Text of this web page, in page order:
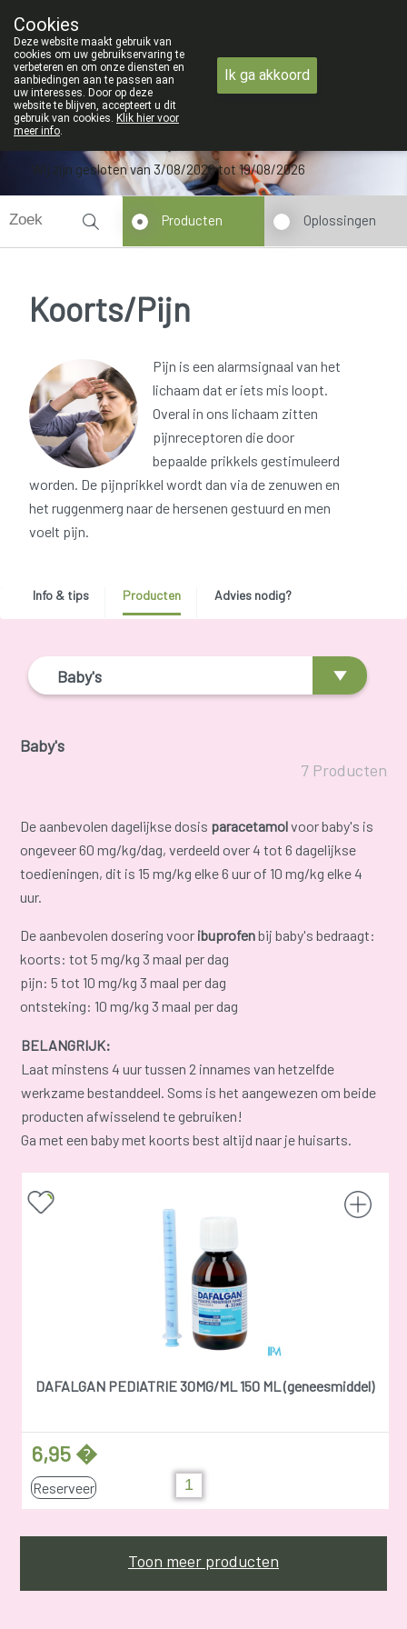
09 228 32 36
Wij zijn gesloten van 3/08/2026 tot 19/08/2026
Producten Oplossingen
Koorts/Pijn
Pijn is een alarmsignaal van het
lichaam dat er iets mis loopt.
Overal in ons lichaam zitten
pijnreceptoren die door
bepaalde prikkels gestimuleerd
worden. De pijnprikkel wordt dan via de zenuwen en
het ruggenmerg naar de hersenen gestuurd en men
voelt pijn.
Info & tips Producten Advies nodig?
Baby's
Baby's
7 Producten
De aanbevolen dagelijkse dosis paracetamolvoor baby's is
ongeveer 60 mg/kg/dag, verdeeld over 4 tot 6 dagelijkse
toedieningen, dit is 15 mg/kg elke 6 uur of 10 mg/kg elke 4
uur.
De aanbevolen dosering voor ibuprofenbij baby's bedraagt:
koorts: tot 5 mg/kg 3 maal per dag
pijn: 5 tot 10 mg/kg 3 maal per dag
ontsteking: 10 mg/kg 3 maal per dag
BELANGRIJK:
Laat minstens 4 uur tussen 2 innames van hetzelfde
werkzame bestanddeel. Soms is het aangewezen om beide
producten afwisselend te gebruiken!
Ga met een baby met koorts best altijd naar je huisarts.
DAFALGAN PEDIATRIE 30MG/ML 150 ML (geneesmiddel)
6,95 �
Reserveer
Toon meer producten
Cookies
Deze website maakt gebruik van
cookies om uw gebruikservaring te
verbeteren en om onze diensten en
aanbiedingen aan te passen aan
uw interesses. Door op deze
website te blijven, accepteert u dit
gebruik van cookies. Klik hier voor
meer info.
Ik ga akkoord